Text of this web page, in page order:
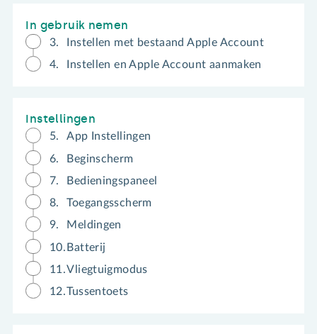
In gebruik nemen
3.
Instellen met bestaand Apple Account
4.
Instellen en Apple Account aanmaken
Instellingen
5.
App Instellingen
6.
Beginscherm
7.
Bedieningspaneel
8.
Toegangsscherm
9.
Meldingen
10. Batterij
11.Vliegtuigmodus
12.Tussentoets